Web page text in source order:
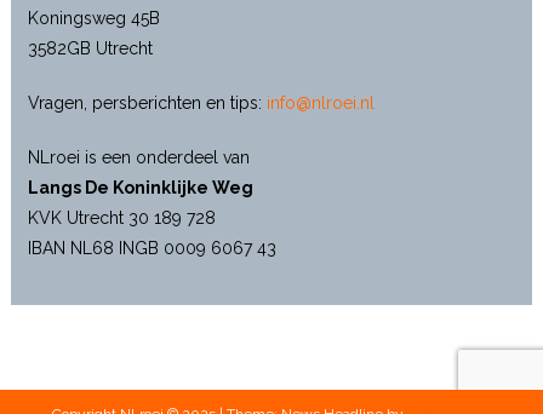
Koningsweg 45B
3582GB Utrecht
Vragen, persberichten en tips: info@nlroei.nl
NLroei is een onderdeel van
Langs De Koninklijke Weg
KVK Utrecht 30 189 728
IBAN NL68 INGB 0009 6067 43